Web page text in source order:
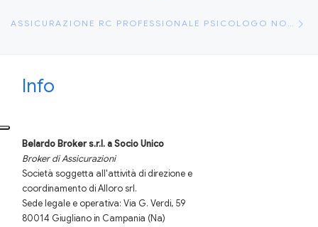
Info
Belardo Broker s.r.l.a Socio Unico
Broker di Assicurazioni
Società soggetta all'attività di direzione e
coordinamento di Alloro srl.
Sede legale e operativa: Via G. Verdi, 59
80014 Giugliano in Campania (Na)